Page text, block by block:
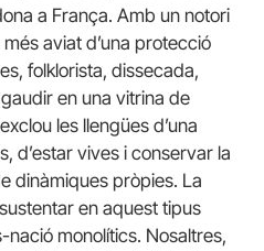
a França. Amb un notori
aviat d’una protecció
folklorista, dissecada,
en una vitrina de
les llengües d’una
d’estar vives i conservar la
dinàmiques pròpies. La
en aquest tipus
nació monolítics. Nosaltres,